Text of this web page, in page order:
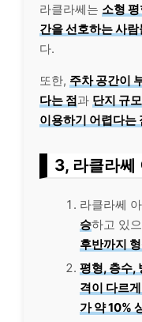
라클라쎄는 소형
간을 선호하는 사
다.
또한, 주차 공간이
다는 점과 단지 규
이용하기 어렵다는
3, 라클라쎄
라클라쎄
승하고 있
후반까지
평형, 층수,
격이 다르
가 약 10%